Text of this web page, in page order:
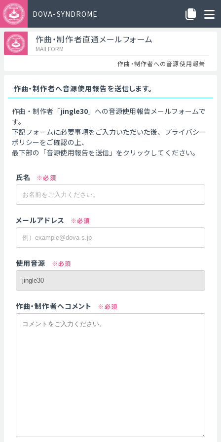
DOVA-SYNDROME
作曲・制作者直通メールフォーム
MAILFORM
作曲・制作者への音源使用報告
作曲・制作者へ音源使用報告を送信します。
作曲・制作者「jingle30 」への音源使用報告メールフォームで
す。
下記フォームに必要事項をご入力いただいた後、プライバシー
ポリシーをご確認の上、
最下部の「音源使用報告を送信」をクリックしてください。
氏名 ※必須
メールアドレス ※必須
使用音源 ※必須
作曲・制作者へコメント ※必須